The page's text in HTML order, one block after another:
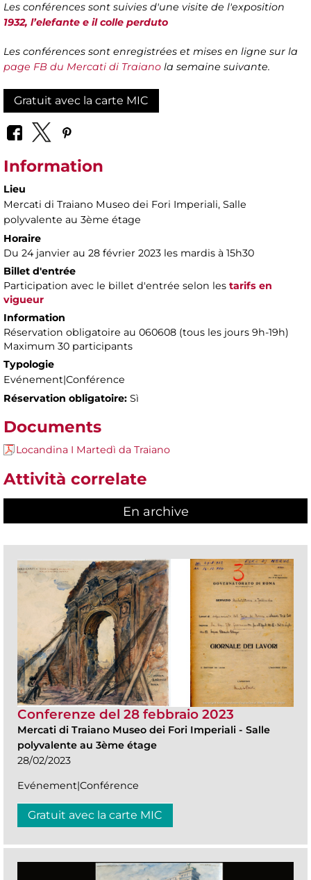
Les conférences sont suivies d'une visite de l'exposition
1932, l’elefante e il colle perduto
Les conférences sont enregistrées et mises en ligne sur la
page FB du Mercati di Traiano la semaine suivante.
Gratuit avec la carte MIC
Information
Lieu
Mercati di Traiano Museo dei Fori Imperiali, Salle
polyvalente au 3ème étage
Horaire
Du 24 janvier au 28 février 2023 les mardis à 15h30
Billet d'entrée
Participation avec le billet d'entrée selon les tarifs en
vigueur
Information
Réservation obligatoire au 060608 (tous les jours 9h-19h)
Maximum 30 participants
Typologie
Evénement|Conférence
Réservation obligatoire: Sì
Documents
Locandina I Martedì da Traiano
Attività correlate
En archive
Conferenze del 28 febbraio 2023
Mercati di Traiano Museo dei Fori Imperiali - Salle
polyvalente au 3ème étage
28/02/2023
Evénement|Conférence
Gratuit avec la carte MIC